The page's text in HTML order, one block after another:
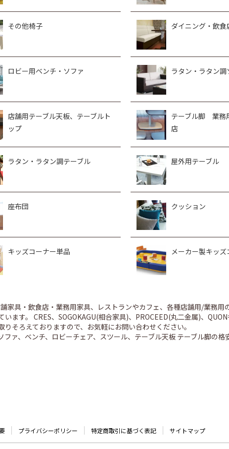
その他椅子 ダイニング・飲食
ロビー用ベンチ・ソファ ラタン・ラタン
店舗用テーブル天板、テーブルト
ップ
テーブル脚 業務
店
ラタン・ラタン調テーブル 屋外用テーブル
座布団 クッション
キッズコーナー単品 メーカー製キッズ
家具・飲食店・業務用家具、レストランやカフェ、各種店舗用/業務
ます。 CRES、SOGOKAGU(相合家具)、PROCEED(丸二金属)、
そろえておりますので、お気軽にお問い合わせください。
ァ、ベンチ、ロビーチェア、スツール、テーブル天板 テーブル脚の
プライバシーポリシー 特定商取引に基づく表記 サイトマップ